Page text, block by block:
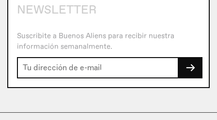
NEWSLETTER
Suscribite a Buenos Aliens para recibir nuestra
información semanalmente.
→